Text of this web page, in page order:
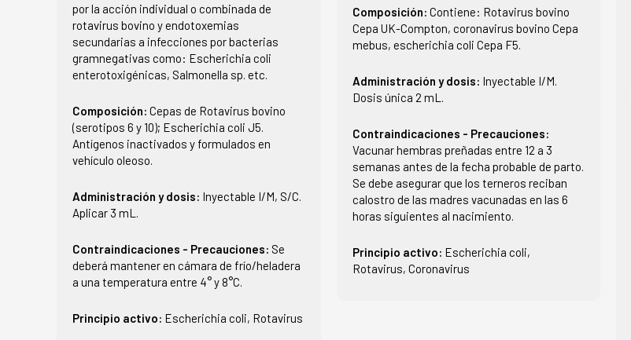
por la acción individual o combinada de
rotavirus bovino y endotoxemias
secundarias a infecciones por bacterias
gramnegativas como: Escherichia coli
enterotoxigénicas, Salmonella sp. etc.
Composición: Cepas de Rotavirus bovino
(serotipos 6 y 10); Escherichia coli J5.
Antígenos inactivados y formulados en
vehículo oleoso.
Administración y dosis: Inyectable I/M, S/C.
Aplicar 3 mL.
Contraindicaciones - Precauciones: Se
deberá mantener en cámara de frío/heladera
a una temperatura entre 4° y 8°C.
Principio activo: Escherichia coli, Rotavirus
Composición: Contiene: Rotavirus bovino
Cepa UK-Compton, coronavirus bovino Cepa
mebus, escherichia coli Cepa F5.
Administración y dosis: Inyectable I/M.
Dosis única 2 mL.
Contraindicaciones - Precauciones:
Vacunar hembras preñadas entre 12 a 3
semanas antes de la fecha probable de parto.
Se debe asegurar que los terneros reciban
calostro de las madres vacunadas en las 6
horas siguientes al nacimiento.
Principio activo: Escherichia coli,
Rotavirus, Coronavirus